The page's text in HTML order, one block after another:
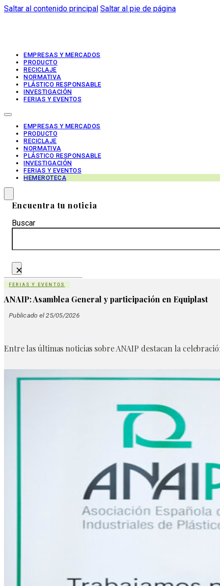
Saltar al contenido principal Saltar al pie de página
EMPRESAS Y MERCADOS
PRODUCTO
RECICLAJE
NORMATIVA
PLÁSTICO RESPONSABLE
INVESTIGACIÓN
FERIAS Y EVENTOS
EMPRESAS Y MERCADOS
PRODUCTO
RECICLAJE
NORMATIVA
PLÁSTICO RESPONSABLE
INVESTIGACIÓN
FERIAS Y EVENTOS
HEMEROTECA
Encuentra tu noticia
Buscar
×
FERIAS Y EVENTOS
ANAIP: Asamblea General y participación en Equiplast
Publicado el 25/05/2026
Entre las últimas noticias sobre ANAIP destacan la